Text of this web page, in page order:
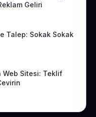
Geliri
Talep: Sokak Sokak
Web Sitesi: Teklif